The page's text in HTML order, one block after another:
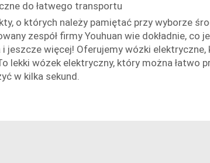
do łatwego transportu
o których należy pamiętać przy wyborze
zespół firmy Youhuan wie dokładnie,
jeszcze więcej! Oferujemy wózki
lekki wózek elektryczny, który można łatwo
w kilka sekund.